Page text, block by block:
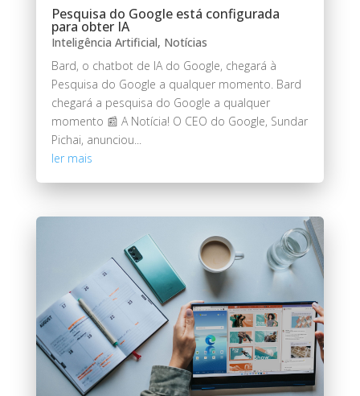
Pesquisa do Google está configurada
para obter IA
Inteligência Artificial, Notícias
Bard, o chatbot de IA do Google, chegará à
Pesquisa do Google a qualquer momento. Bard
chegará a pesquisa do Google a qualquer
momento 📰 A Notícia! O CEO do Google, Sundar
Pichai, anunciou...
ler mais